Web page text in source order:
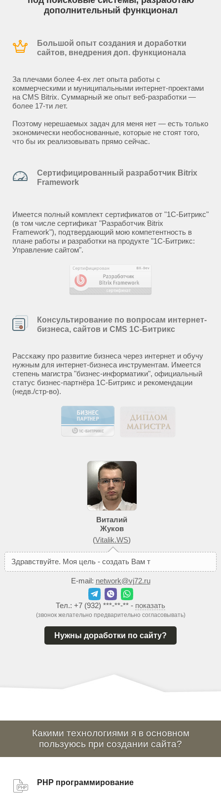
дополнительный функционал
Большой опыт создания и доработки
сайтов, внедрения доп. функционала
За плечами более 4-ех лет опыта работы с
коммерческими и муниципальными интернет-проектами
на CMS Bitrix. Суммарный же опыт веб-разработки —
более 17-ти лет.
Поэтому нерешаемых задач для меня нет — есть только
экономически необоснованные, которые не стоят того,
что бы их реализовывать прямо сейчас.
Сертифицированный разработчик Bitrix
Framework
Имеется полный комплект сертификатов от "1С-Битрикс"
(в том числе сертификат "Разработчик Bitrix
Framework"), подтвердающий мою компетентность в
плане работы и разработки на продукте "1С-Битрикс:
Управление сайтом".
Консультирование по вопросам интернет-
бизнеса, сайтов и CMS 1С-Битрикс
Расскажу про развитие бизнеса через интернет и обучу
нужным для интернет-бизнеса инструментам. Имеется
степень магистра "бизнес-информатики", официальный
статус бизнес-партнёра 1С-Битрикс и рекомендации
(недв./стр-во).
Виталий
Жуков
(Vitalik.WS)
Здравствуйте. Моя цель - создать Вам та
E-mail: network@vj72.ru
Тел.: +7 (932) ***-**-** - показать
(звонок желательно предварительно согласовывать)
Нужны доработки по сайту?
Какими технологиями я в основном
пользуюсь при создании сайта?
PHP программирование